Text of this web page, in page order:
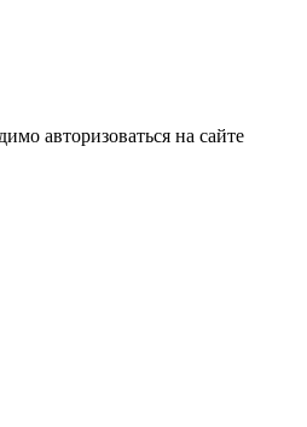
авторизоваться на сайте